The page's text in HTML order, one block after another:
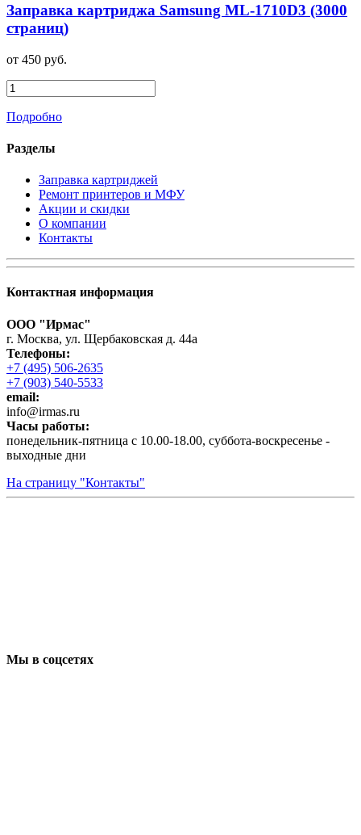
Заправка картриджа Samsung ML-1710D3 (3000
страниц)
от 450 руб.
Подробно
Разделы
Заправка картриджей
Ремонт принтеров и МФУ
Акции и скидки
О компании
Контакты
Контактная информация
ООО "Ирмас"
г. Москва, ул. Щербаковская д. 44а
Телефоны:
+7 (495) 506-2635
+7 (903) 540-5533
email:
infо@irmas.ru
Часы работы:
понедельник-пятница с 10.00-18.00, суббота-воскресенье -
выходные дни
На страницу "Контакты"
Мы в соцсетях